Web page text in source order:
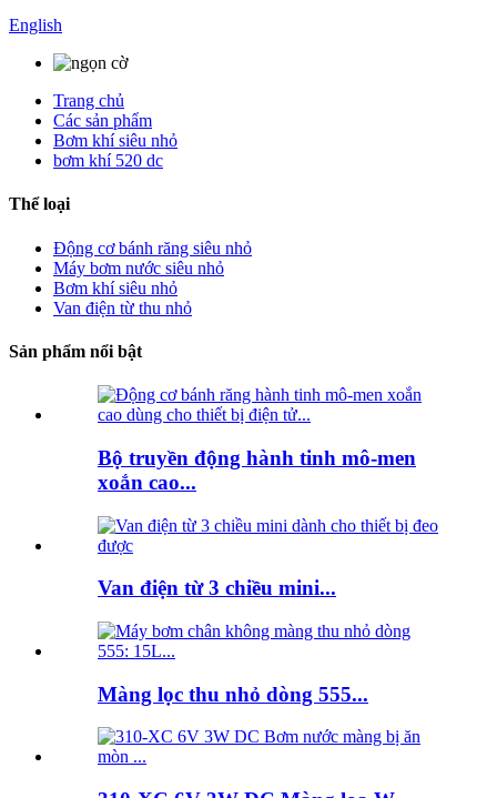
English
Trang chủ
Các sản phẩm
Bơm khí siêu nhỏ
bơm khí 520 dc
Thể loại
Động cơ bánh răng siêu nhỏ
Máy bơm nước siêu nhỏ
Bơm khí siêu nhỏ
Van điện từ thu nhỏ
Sản phẩm nổi bật
Bộ truyền động hành tinh mô-men
xoắn cao...
Van điện từ 3 chiều mini...
Màng lọc thu nhỏ dòng 555...